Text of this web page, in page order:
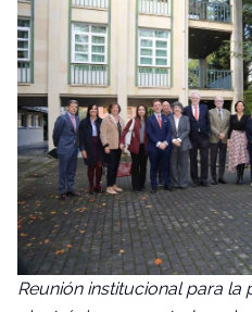
Reunión institucional para la